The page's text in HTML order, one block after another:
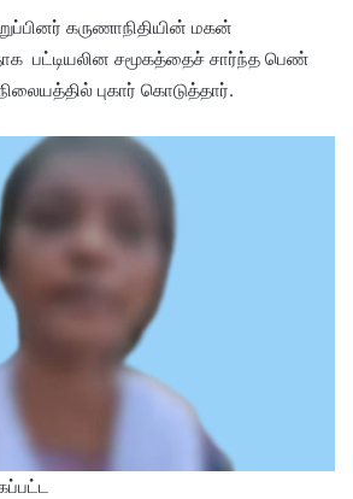
கருணாநிதியின் மகன்
பட்டியலின சமூகத்தைச் சார்ந்த பெண்
புகார் கொடுத்தார்.